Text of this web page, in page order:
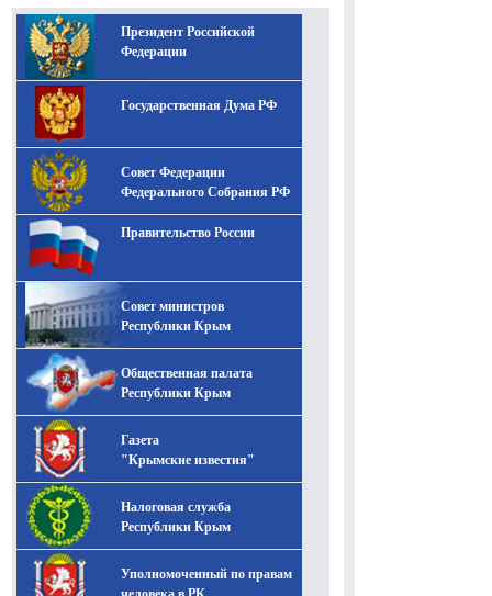
Президент Российской
Федерации
Государственная Дума РФ
Совет Федерации
Федерального Собрания РФ
Правительство России
Совет министров
Республики Крым
Общественная палата
Республики Крым
Газета
"Крымские известия"
Налоговая служба
Республики Крым
Уполномоченный по правам